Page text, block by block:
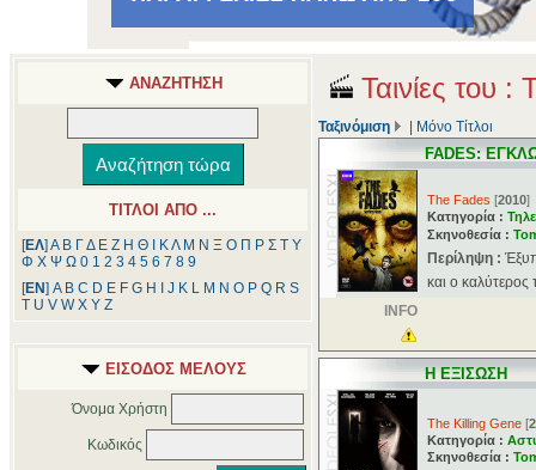
ΑΝΑΖΗΤΗΣΗ
ΤΙΤΛΟΙ ΑΠΟ ...
[ΕΛ] Α Β ΓΔ Ε Ζ Η Θ ΚΛ Μ Ν Ξ Ο Π Ρ Σ Τ Υ
Φ Χ Ψ Ω 0 1 2 3 4 5 6 7 8 9
[ΕΝ] A B C D E F G H J K L M N O P Q R S
T U V W X Y Z
ΕΙΣΟΔΟΣ ΜΕΛΟΥΣ
Όνομα Χρήστη
Κωδικός
Ταινίες του
Ταξινόμιση Μόνο Τίτλοι
FADES:
The Fades [2010]
Κατηγορία :
Σκηνοθεσία :
Περίληψη :
και ο καλύτερος
INFO
Η ΕΞΙΣΩΣΗ
The Killing Gene [
Κατηγορία :
Σκηνοθεσία :